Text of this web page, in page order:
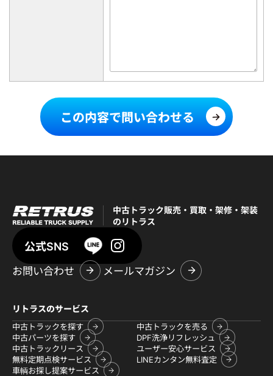
この内容で問い合わせる
中古トラック販売・買取・架修・架装
のリトラス
公式SNS
お問い合わせ
メールマガジン
リトラスのサービス
中古トラックを探す
中古トラックを売る
中古パーツを探す
DPF洗浄リフレッシュ
中古トラックリース
ユーザー安心サービス
無料定期点検サービス
LINEカンタン無料査定
車輌お探し提案サービス